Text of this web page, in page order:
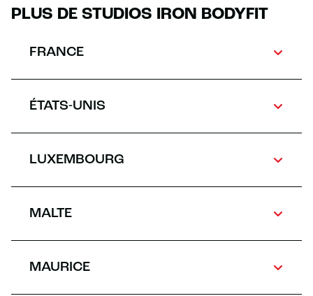
PLUS DE STUDIOS IRON BODYFIT
FRANCE
ÉTATS-UNIS
LUXEMBOURG
MALTE
MAURICE